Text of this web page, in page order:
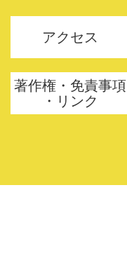
アクセス
著作権・免責事項
・リンク